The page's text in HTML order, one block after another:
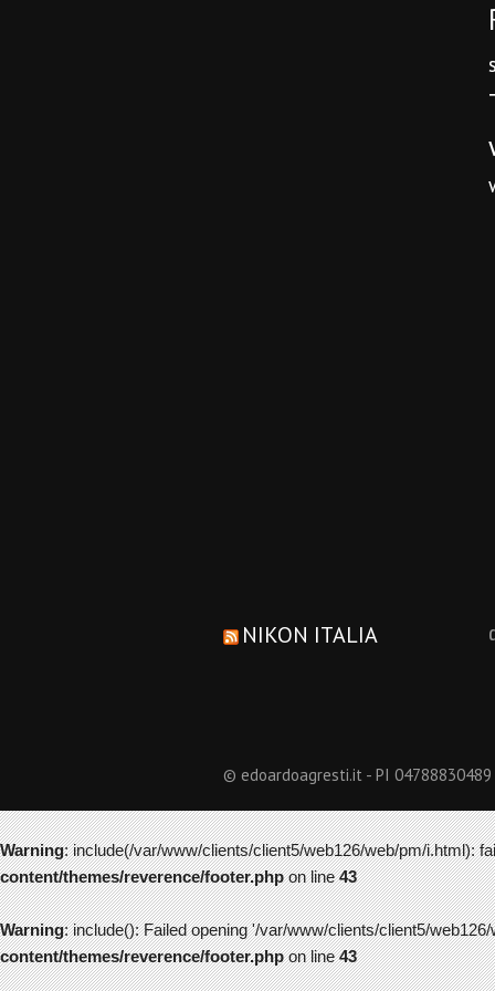
NIKON ITALIA
© edoardoagresti.it - PI
Warning: include(/var/www/clients/client5/web126/web/pm/i.html):
content/themes/reverence/footer.phpon line43
Warning: include(): Failed opening '/var/www/clients/client5/
content/themes/reverence/footer.phpon line43